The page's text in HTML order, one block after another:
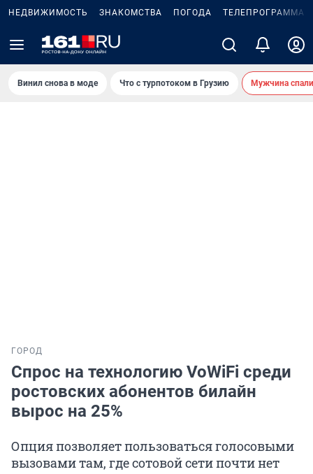
НЕДВИЖИМОСТЬ ЗНАКОМСТВА ПОГОДА ТЕЛЕПРОГРАММА
Винил снова в моде Что с турпотоком в Грузию Мужчина
ГОРОД
Спрос на технологию VoWiFi среди
ростовских абонентов билайн
вырос на 25%
Опция позволяет пользоваться голосовыми
вызовами там, где сотовой сети почти нет